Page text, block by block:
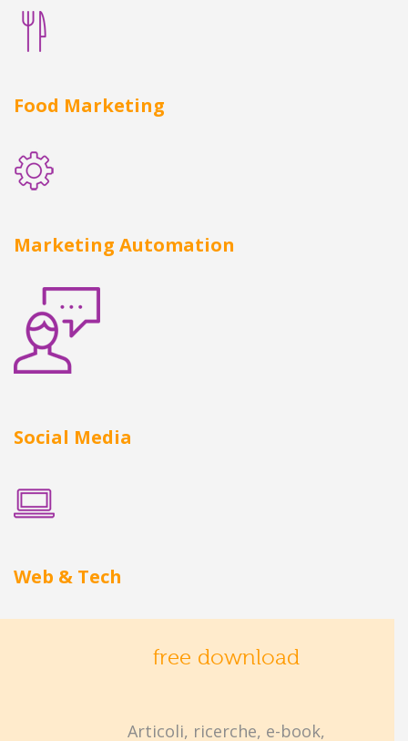
Food Marketing
Marketing Automation
Social Media
Web & Tech
free download
Articoli, ricerche, e-book,